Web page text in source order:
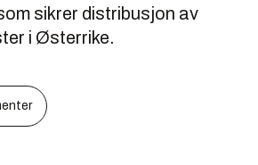
sikrer distribusjon av
i Østerrike.